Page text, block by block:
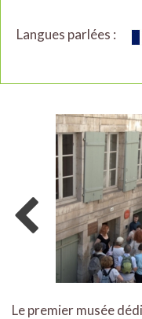
Langues parlées :
Le premier musée